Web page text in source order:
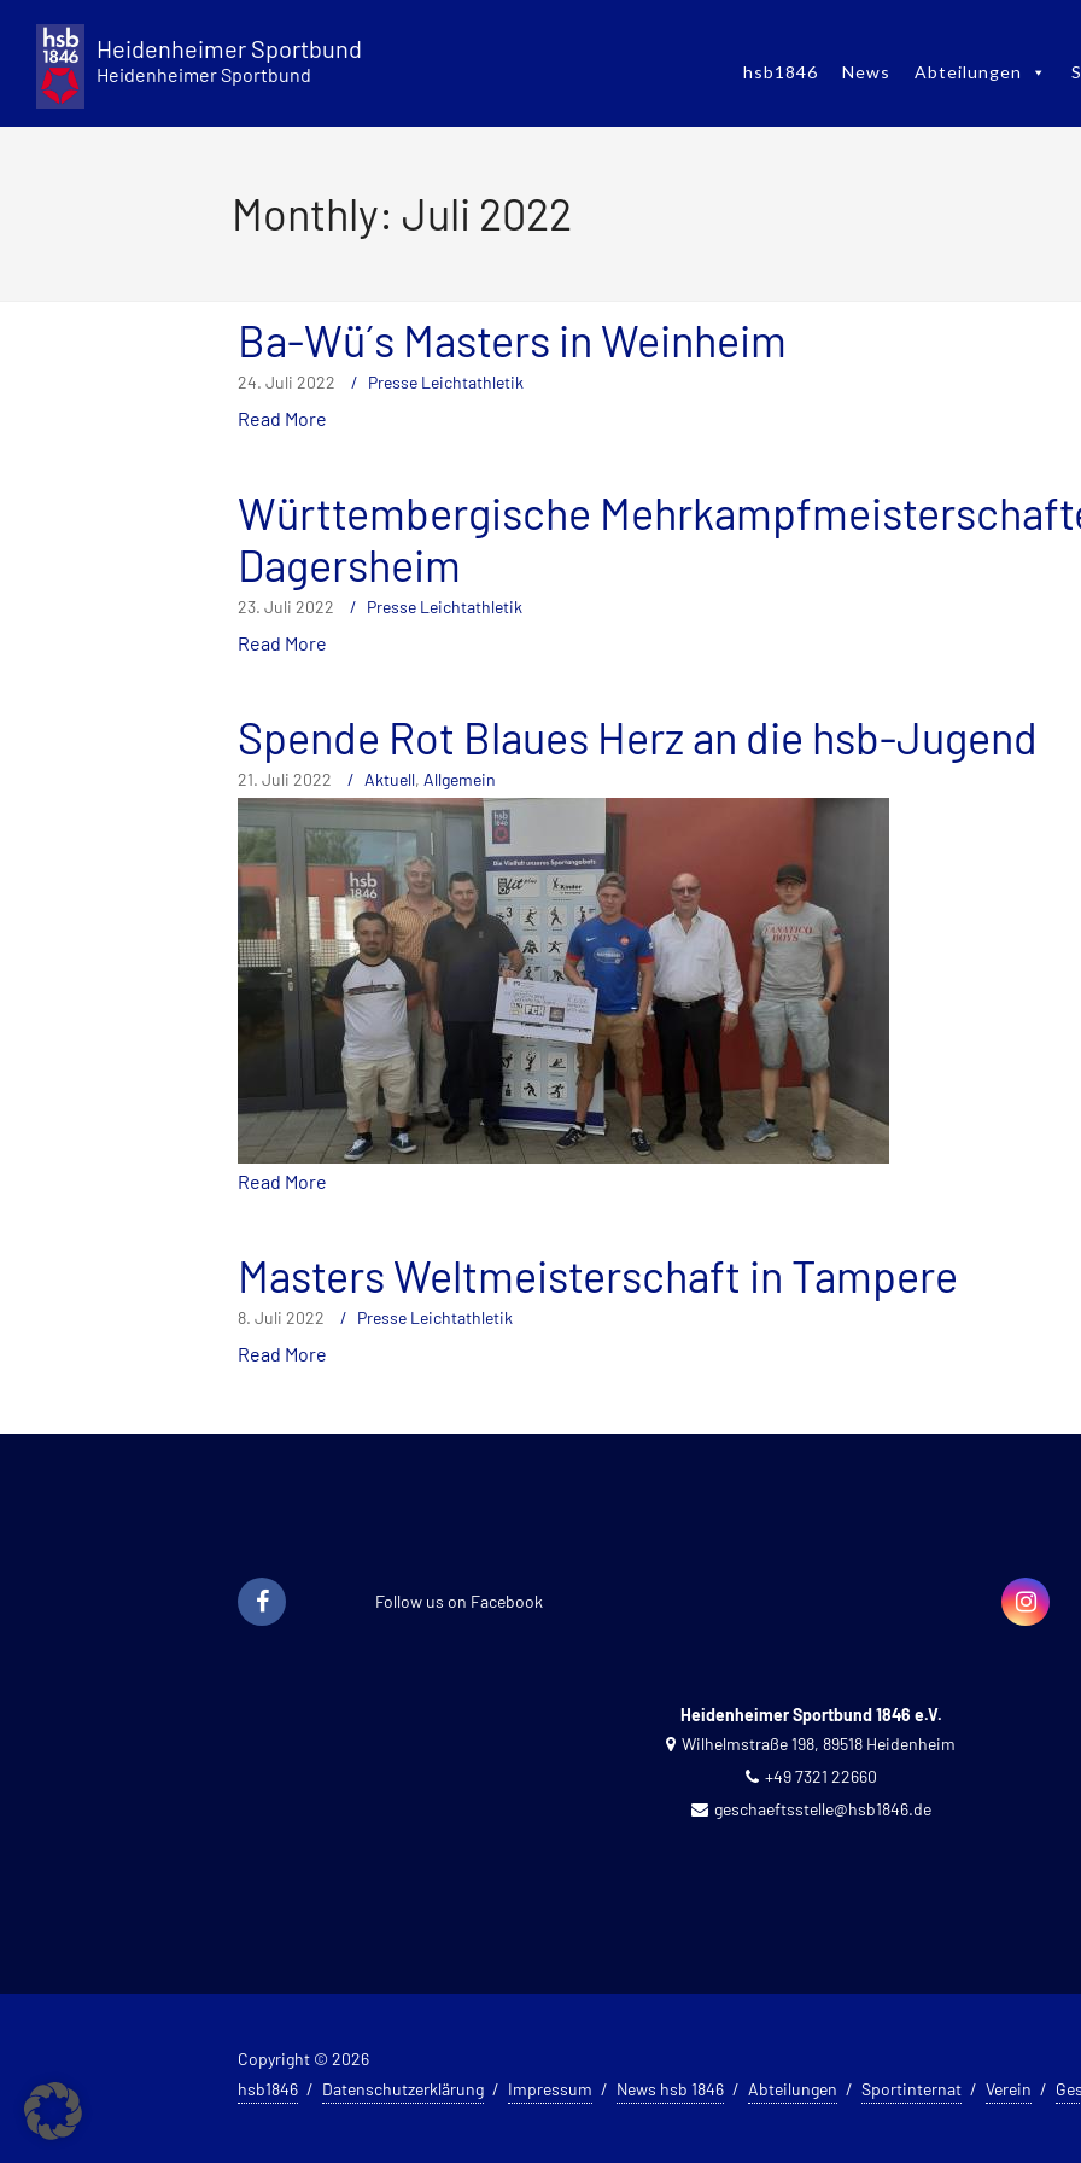
content
Heidenheimer Sportbund
Heidenheimer Sportbund hsb1846 News Abteilungen
Monthly: Juli 2022
Ba-Wü´s Masters in Weinheim
24. Juli 2022 Presse Leichtathletik
Read More
Württembergische
Dagersheim
23. Juli 2022 Presse Leichtathletik
Read More
Spende Rot Blaues Herz an die hsb-Jugend
21. Juli 2022 Aktuell, Allgemein
Read More
Masters Weltmeisterschaft in Tampere
8. Juli 2022 Presse Leichtathletik
Read More
Follow us on Facebook
Heidenheimer Sportbund 1846 e.V.
Wilhelmstraße 198, 89518 Heidenheim
+49 7321 22660
geschaeftsstelle@hsb1846.de
Copyright © 2026
hsb1846
Datenschutzerklärung Impressum News hsb 1846 Abteilungen Sportinternat Verein